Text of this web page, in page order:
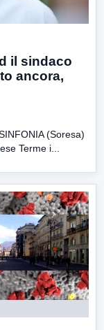
il sindaco
ancora,
(Soresa)
Terme i...